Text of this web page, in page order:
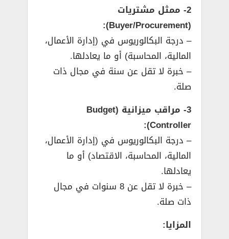
2- ممثل مشتريات
(Buyer/Procurement):
– درجة البكالوريوس في (إدارة الأعمال،
المالية، المحاسبة) أو ما يعادلها.
– خبرة لا تقل عن سنة في مجال ذات
صلة.
3- مراقب ميزانية (Budget
Controller):
– درجة البكالوريوس في (إدارة الأعمال،
المالية، المحاسبة، الاقتصاد) أو ما
يعادلها.
– خبرة لا تقل عن 8 سنوات في مجال
ذات صلة.
المزايا: